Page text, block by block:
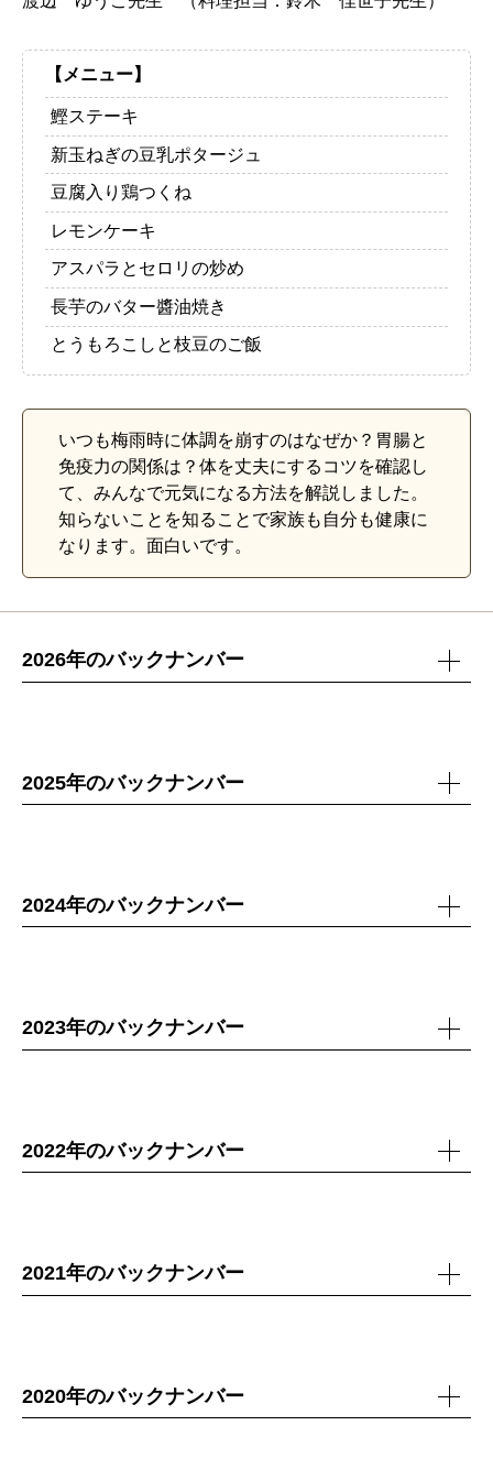
【メニュー】
鰹ステーキ
新玉ねぎの豆乳ポタージュ
豆腐入り鶏つくね
レモンケーキ
アスパラとセロリの炒め
長芋のバター醬油焼き
とうもろこしと枝豆のご飯
いつも梅雨時に体調を崩すのはなぜか？胃腸と
免疫力の関係は？体を丈夫にするコツを確認し
て、みんなで元気になる方法を解説しました。
知らないことを知ることで家族も自分も健康に
なります。面白いです。
2026年のバックナンバー
2025年のバックナンバー
2024年のバックナンバー
2023年のバックナンバー
2022年のバックナンバー
2021年のバックナンバー
2020年のバックナンバー